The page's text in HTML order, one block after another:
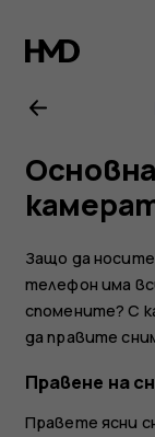
на
за
Nokia
6.2
Защо да
телефон има
спомените? С
да правите
Правене на
Правете ясни